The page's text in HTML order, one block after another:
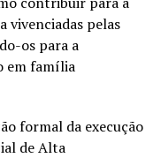
vivenciadas pelas
os para a
em família
formal da execução
de Alta